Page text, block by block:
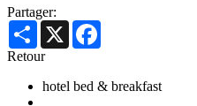
Partager:
Share X
Retour
hotel bed & breakfast